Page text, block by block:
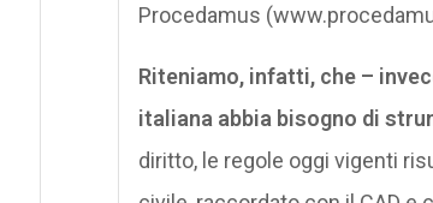
Procedamus
Riteniamo, infatti, che –
italiana abbia bisogno di
diritto, le regole oggi vigenti